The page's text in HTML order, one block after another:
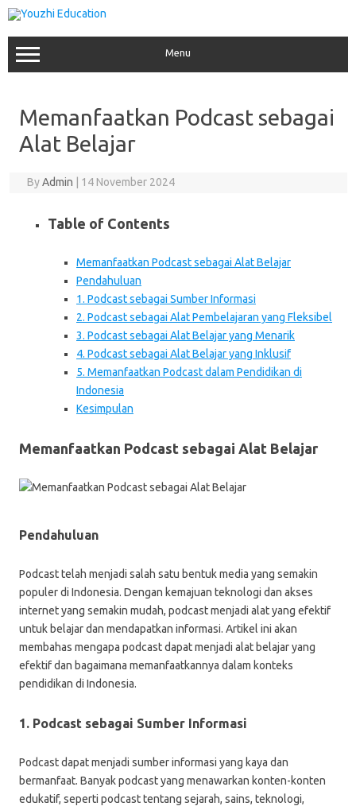
Skip
to
content
Menu
Memanfaatkan Podcast sebagai
Alat Belajar
ByAdmin 14 November 2024
Table of Contents
Memanfaatkan Podcast sebagai Alat Belajar
Pendahuluan
1. Podcast sebagai Sumber Informasi
2. Podcast sebagai Alat Pembelajaran yang Fleksibel
3. Podcast sebagai Alat Belajar yang Menarik
4. Podcast sebagai Alat Belajar yang Inklusif
5. Memanfaatkan Podcast dalam Pendidikan di
Indonesia
Kesimpulan
Memanfaatkan Podcast sebagai Alat Belajar
Pendahuluan
Podcast telah menjadi salah satu bentuk media yang semakin
populer di Indonesia. Dengan kemajuan teknologi dan akses
internet yang semakin mudah, podcast menjadi alat yang efektif
untuk belajar dan mendapatkan informasi. Artikel ini akan
membahas mengapa podcast dapat menjadi alat belajar yang
efektif dan bagaimana memanfaatkannya dalam konteks
pendidikan di Indonesia.
1. Podcast sebagai Sumber Informasi
Podcast dapat menjadi sumber informasi yang kaya dan
bermanfaat. Banyak podcast yang menawarkan konten-konten
edukatif, seperti podcast tentang sejarah, sains, teknologi,